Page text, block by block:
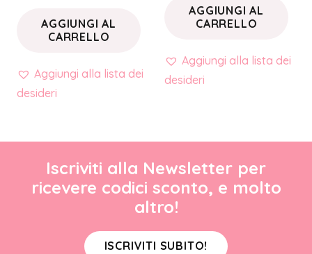
AGGIUNGI AL
CARRELLO
Aggiungi alla lista dei
desideri
AGGIUNGI AL
CARRELLO
Aggiungi alla lista dei
desideri
Iscriviti alla Newsletter per
ricevere codici sconto, e molto
altro!
ISCRIVITI SUBITO!